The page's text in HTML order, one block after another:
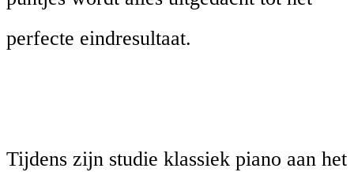
perfecte eindresultaat.
Tijdens zijn studie klassiek piano aan het